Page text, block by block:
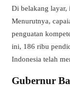
Di belakang layar,
Menurutnya,
penguatan
ini, 186 ribu
Indonesia telah
Gubernur